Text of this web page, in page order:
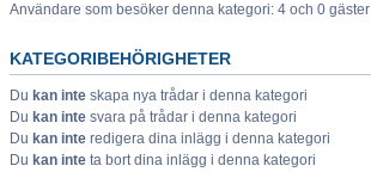
Användare som besöker denna kategori: 4 och 0 gäster
KATEGORIBEHÖRIGHETER
Du kan inte skapa nya trådar i denna kategori
Du kan inte svara på trådar i denna kategori
Du kan inte redigera dina inlägg i denna kategori
Du kan inte ta bort dina inlägg i denna kategori